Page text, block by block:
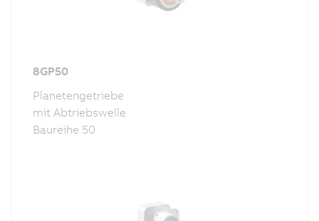
8GP50
Planetengetriebe
mit Abtriebswelle
Baureihe 50